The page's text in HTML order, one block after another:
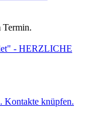
Termin.
- HERZLICHE
Kontakte knüpfen.